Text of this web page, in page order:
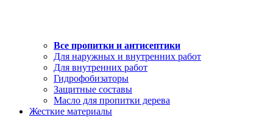
Все пропитки и антисептики
Для наружных и внутренних работ
Для внутренних работ
Гидрофобизаторы
Защитные составы
Масло для пропитки дерева
Жесткие материалы